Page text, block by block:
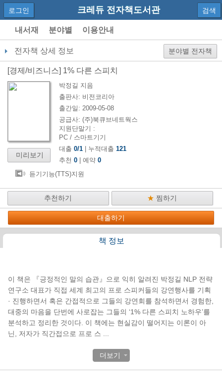
크레듀 전자책도서관
로그인 검색
내서재 분야별 이용안내
전자책 상세 정보 분야별 전자책
[경제/비즈니스] 1% 다른 스피치
미리보기
박정길 지음
출판사: 비전코리아
출간일: 2009-05-08
공급사: (주)북큐브네트웍스
지원단말기 :
PC / 스마트기기
대출 0/1 | 누적대출 121
추천 0 | 예약 0
듣기기능(TTS)지원
추천하기 ★ 찜하기
대출하기
책 정보
이 책은 『긍정적인 말의 습관』으로 익히 알려진 박정길 NLP 전략
연구소 대표가 직접 세계 최고의 프로 스피커들의 강연행사를 기획
· 진행하면서 혹은 간접적으로 그들의 강연회를 참석하면서 경험한,
대중의 마음을 단번에 사로잡는 그들의 ‘1% 다른 스피치 노하우’를
분석하고 정리한 것이다. 이 책에는 현실감이 떨어지는 이론이 아
닌, 저자가 직간접으로 프로 스
더보기